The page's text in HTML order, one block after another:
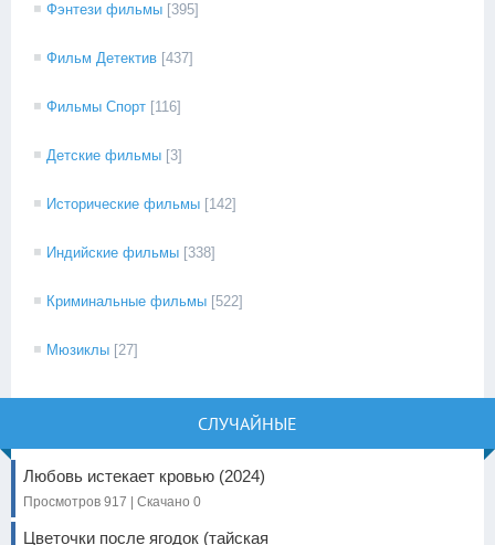
Фэнтези фильмы [395]
Фильм Детектив [437]
Фильмы Спорт [116]
Детские фильмы [3]
Исторические фильмы [142]
Индийские фильмы [338]
Криминальные фильмы [522]
Мюзиклы [27]
СЛУЧАЙНЫЕ
Любовь истекает кровью (2024)
Просмотров 917 | Скачано 0
Цветочки после ягодок (тайская